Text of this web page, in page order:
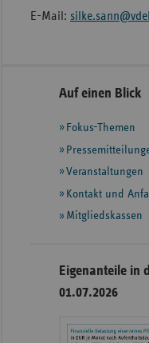
E-Mail:
Seitennavigation
Seitenleiste
weiteren
Informationen
Auf einen Blick
Fokus-Themen
Veranstaltungen
Kontakt und
Mitgliedskassen
Eigenanteile in
01.07.2026